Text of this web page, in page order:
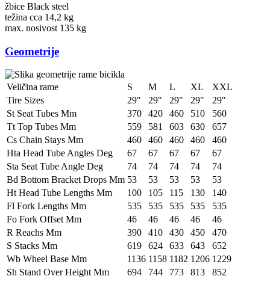
žbice Black steel
težina cca 14,2 kg
max. nosivost 135 kg
Geometrije
Veličina rame S M L XL
XXL
Tire Sizes
29" 29" 29" 29"
29"
St Seat Tubes Mm
370 420 460 510
560
Tt Top Tubes Mm
559 581 603 630
657
Cs Chain Stays Mm
460 460 460 460
460
Hta Head Tube Angles Deg
67 67 67 67
67
Sta Seat Tube Angle Deg
74 74 74 74
74
Bd Bottom Bracket Drops Mm 53 53 53 53
53
Ht Head Tube Lengths Mm
100 105 115 130
140
Fl Fork Lengths Mm
535 535 535 535
535
Fo Fork Offset Mm
46 46 46 46
46
R Reachs Mm
390 410 430 450
470
S Stacks Mm
619 624 633 643
652
Wb Wheel Base Mm
1136 1158 1182 1206 1229
Sh Stand Over Height Mm
694 744 773 813 852